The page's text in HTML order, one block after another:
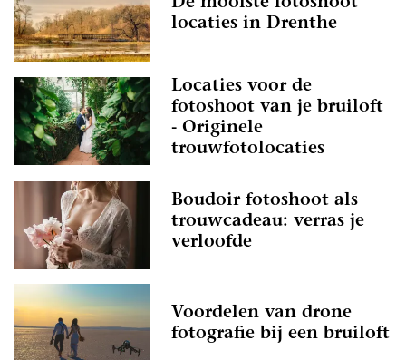
locaties in Drenthe
Locaties voor de
fotoshoot van je bruiloft
- Originele
trouwfotolocaties
Boudoir fotoshoot als
trouwcadeau: verras je
verloofde
Voordelen van drone
fotografie bij een bruiloft